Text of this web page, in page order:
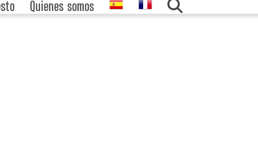
Quienes somos